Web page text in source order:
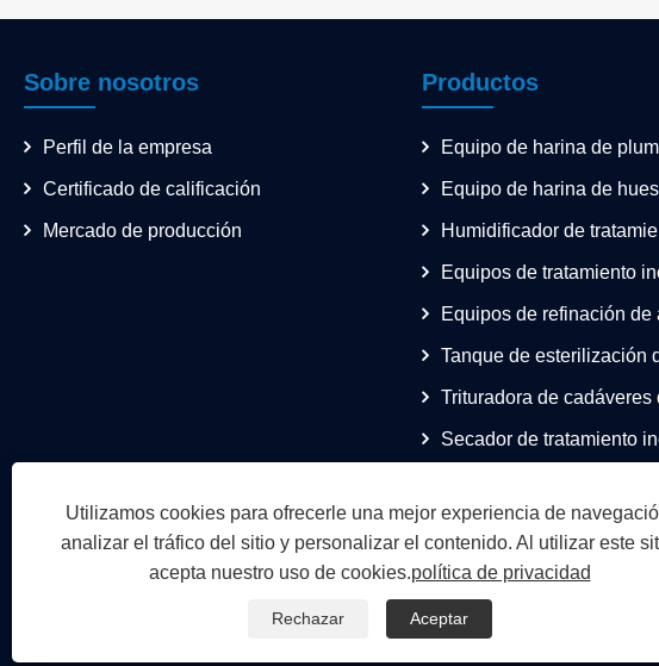
Sobre nosotros
Perfil de la empresa
Certificado de calificación
Mercado de producción
Productos
Equipo de harina de
Equipo de harina de
Humidificador de
Equipos de tratamiento
Equipos de refinación de
Tanque de esterilización
Trituradora de cadáveres
Secador de tratamiento
Links
Copyright © 2024 Shandong Chengming
Utilizamos cookies para ofrecerle una mejor experiencia de
analizar el tráfico del sitio y personalizar el contenido. Al utilizar este
acepta nuestro uso de cookies.política de privacidad
Rechazar Aceptar